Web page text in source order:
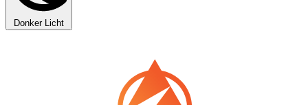
Donker Licht